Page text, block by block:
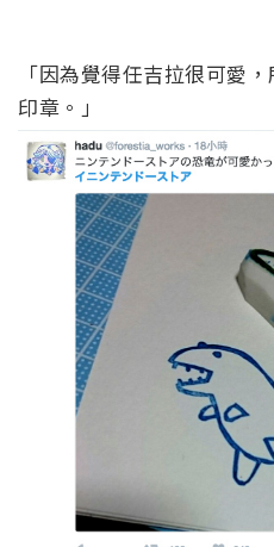
「因為覺得任吉拉很可愛
印章。」